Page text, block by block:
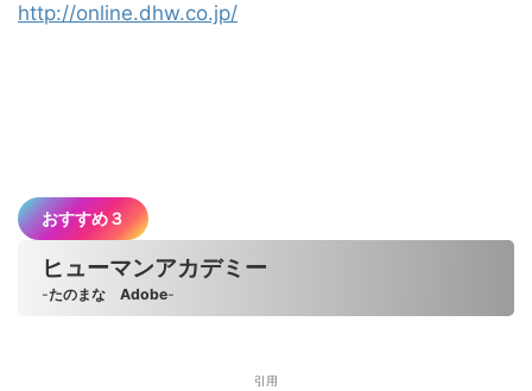
http://online.dhw.co.jp/
おすすめ３
ヒューマンアカデミー
-たのまな Adobe-
引用